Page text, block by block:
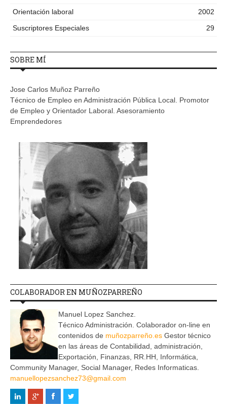
Orientación laboral
2002
Suscriptores Especiales
29
SOBRE MÍ
Jose Carlos Muñoz Parreño
Técnico de Empleo en Administración Pública Local. Promotor
de Empleo y Orientador Laboral. Asesoramiento
Emprendedores
COLABORADOR EN MUÑOZPARREÑO
Manuel Lopez Sanchez.
Técnico Administración. Colaborador on-line en
contenidos de muñozparreño.es Gestor técnico
en las áreas de Contabilidad, administración,
Exportación, Finanzas, RR.HH, Informática,
Community Manager, Social Manager, Redes Informaticas.
manuellopezsanchez73@gmail.com